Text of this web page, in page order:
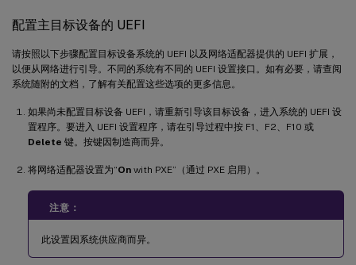
配置主目标设备的 UEFI
请按照以下步骤配置目标设备系统的 UEFI 以及网络适配器提供的 UEFI 扩展，
以便从网络进行引导。不同的系统有不同的 UEFI 设置接口。如有必要，请查阅
系统随附的文档，了解有关配置这些选项的更多信息。
如果尚未配置目标设备 UEFI，请重新引导该目标设备，进入系统的 UEFI 设
置程序。要进入 UEFI 设置程序，请在引导过程中按 F1、F2、F10 或
Delete 键。按键因制造商而异。
将网络适配器设置为“On with PXE”（通过 PXE 启用）。
注意：
此设置因系统供应商而异。